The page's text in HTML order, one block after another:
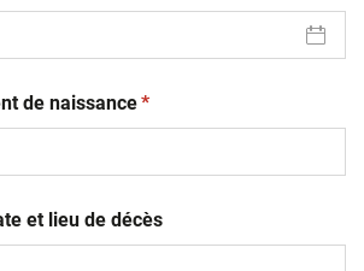
de naissance(obligatoire)
*
et lieu de décès